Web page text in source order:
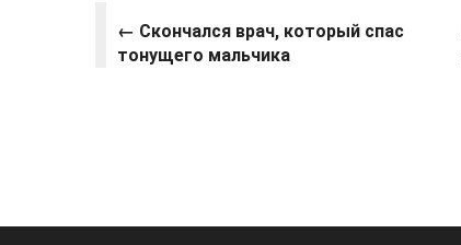
← Скончался врач, который спас
тонущего мальчика